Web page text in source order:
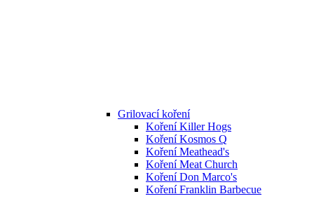
Grilovací koření
Koření Killer Hogs
Koření Kosmos Q
Koření Meathead's
Koření Meat Church
Koření Don Marco's
Koření Franklin Barbecue